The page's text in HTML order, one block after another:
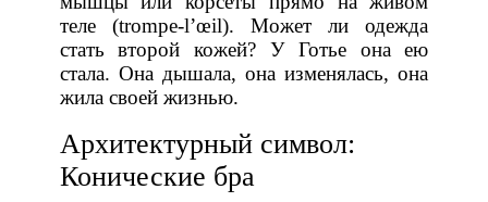
теле (trompe-l’œil). Может ли одежда
стать второй кожей? У Готье она ею
стала. Она дышала, она изменялась, она
жила своей жизнью.
Архитектурный символ:
Конические бра